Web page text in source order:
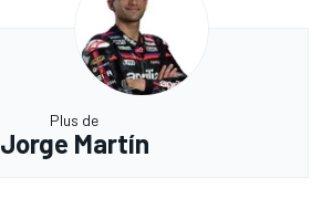
Plus de
Jorge Martín